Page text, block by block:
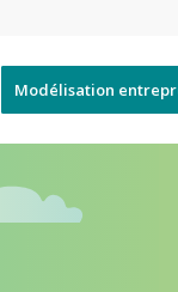
Modélisation